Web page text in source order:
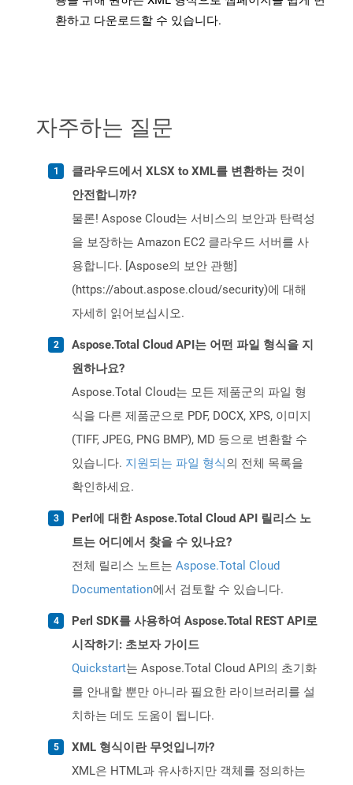
환하고 다운로드할 수 있습니다.
자주하는 질문
클라우드에서 XLSX to XML를 변환하는 것이
안전합니까?
물론! Aspose Cloud는 서비스의 보안과 탄력성
을 보장하는 Amazon EC2 클라우드 서버를 사
용합니다. [Aspose의 보안 관행]
(https://about.aspose.cloud/security)에 대해
자세히 읽어보십시오.
Aspose.Total Cloud API는 어떤 파일 형식을 지
원하나요?
Aspose.Total Cloud는 모든 제품군의 파일 형
식을 다른 제품군으로 PDF, DOCX, XPS, 이미지
(TIFF, JPEG, PNG BMP), MD 등으로 변환할 수
있습니다. 지원되는 파일 형식의 전체 목록을
확인하세요.
Perl에 대한 Aspose.Total Cloud API 릴리스 노
트는 어디에서 찾을 수 있나요?
전체 릴리스 노트는 Aspose.Total Cloud
Documentation에서 검토할 수 있습니다.
Perl SDK를 사용하여 Aspose.Total REST API로
시작하기: 초보자 가이드
Quickstart는 Aspose.Total Cloud API의 초기화
를 안내할 뿐만 아니라 필요한 라이브러리를 설
치하는 데도 도움이 됩니다.
XML 형식이란 무엇입니까?
XML은 HTML과 유사하지만 객체를 정의하는